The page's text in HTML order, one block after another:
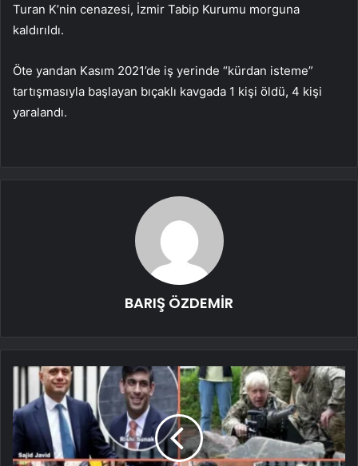
Turan K’nin cenazesi, İzmir Tabip Kurumu morguna
kaldırıldı.
Öte yandan Kasım 2021’de iş yerinde “kürdan isteme”
tartışmasıyla başlayan bıçaklı kavgada 1 kişi öldü, 4 kişi
yaralandı.
BARIŞ ÖZDEMİR